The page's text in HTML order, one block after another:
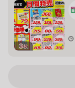
3枚